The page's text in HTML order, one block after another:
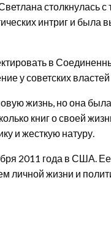
столкнулась
интриг и была
в
у советских
жизнь, но она
книг о своей
и жесткую натуру.
2011 года в США.
личной жизни и